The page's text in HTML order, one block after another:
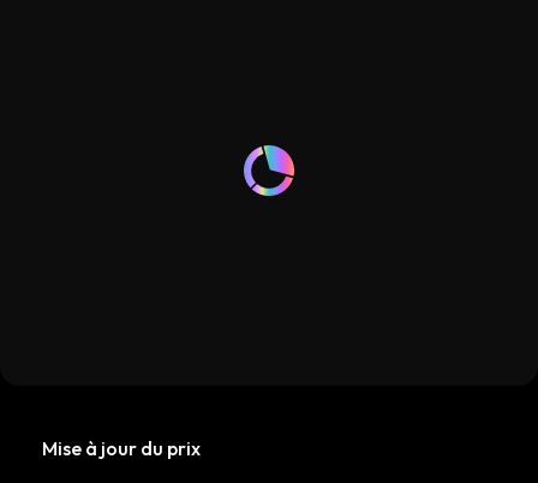
Mise à jour du prix